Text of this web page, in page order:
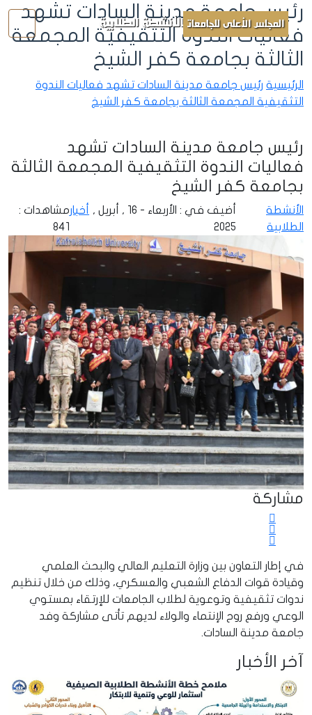
المجلس الأعلى للجامعات الأنشطة الطلابية
رئيس جامعة مدينة السادات تشهد
فعاليات الندوة التثقيفية المجمعة
الثالثة بجامعة كفر الشيخ
الرئيسية رئيس جامعة مدينة السادات تشهد فعاليات الندوة
التثقيفية المجمعة الثالثة بجامعة كفر الشيخ
رئيس جامعة مدينة السادات تشهد
فعاليات الندوة التثقيفية المجمعة الثالثة
بجامعة كفر الشيخ
الأنشطة
الطلابية
أضيف في : الأربعاء - 16 , أبريل ,
2025
أخبارمشاهدات :
841
مشاركة
في إطار التعاون بين وزارة التعليم العالي والبحث العلمي
وقيادة قوات الدفاع الشعبي والعسكري، وذلك من خلال تنظيم
ندوات تثقيفية وتوعوية لطلاب الجامعات للإرتقاء بمستوي
الوعي ورفع روح الإنتماء والولاء لديهم تأتى مشاركة وفد
جامعة مدينة السادات.
آخر الأخبار